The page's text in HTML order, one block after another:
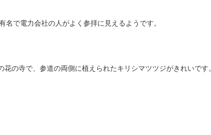
で電力会社の人がよく参拝に見えるようです。
の寺で、参道の両側に植えられたキリシマツツジがきれいです。